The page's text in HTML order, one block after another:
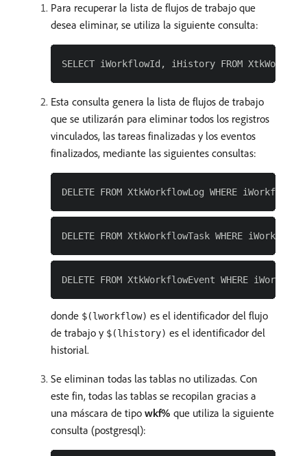
Para recuperar la lista de flujos de trabajo que
desea eliminar, se utiliza la siguiente consulta:
Esta consulta genera la lista de flujos de trabajo
que se utilizarán para eliminar todos los registros
vinculados, las tareas finalizadas y los eventos
finalizados, mediante las siguientes consultas:
donde $(lworkflow) es el identificador del flujo
de trabajo y $(lhistory) es el identificador del
historial.
Se eliminan todas las tablas no utilizadas. Con
este fin, todas las tablas se recopilan gracias a
una máscara de tipo wkf% que utiliza la siguiente
consulta (postgresql):